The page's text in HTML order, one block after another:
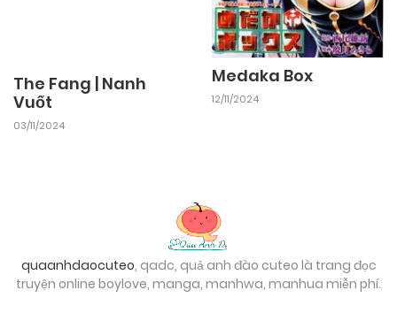
The Fang | Nanh
Vuốt
03/11/2024
Medaka Box
12/11/2024
quaanhdaocuteo, qadc, quả anh đào cuteo là trang đọc
truyện online boylove, manga, manhwa, manhua miễn phí.